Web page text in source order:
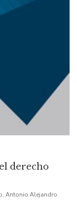
derecho
Antonio Alejandro